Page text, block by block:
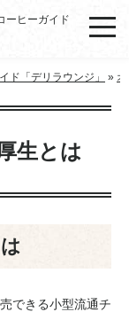
ーヒーガイド
ド「デリラウンジ」 »
生とは
できる小型流通チ